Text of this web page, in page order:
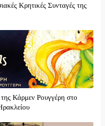
Κρητικές Συνταγές της
Κάρμεν Ρουγγέρη στο